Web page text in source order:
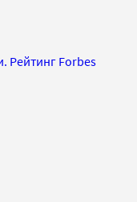
Рейтинг Forbes